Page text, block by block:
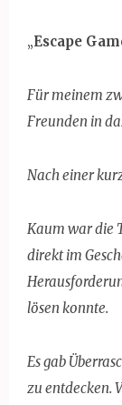
„Escape
Für meinem
Freunden in
Nach einer
Kaum war die
direkt im
lösen konnte.
Es gab
zu entdecken.